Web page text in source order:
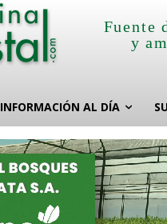
Fuente
y
INFORMACIÓN AL DÍA